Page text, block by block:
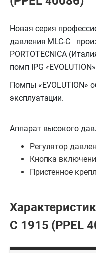
Новая серия
давления MLC-C
PORTOTECNICA
помп IPG
Помпы «EVOLUTION»
эксплуатации.
Аппарат высокого
Регулятор
Кнопка
Пристенное
C 1915 (PPEL